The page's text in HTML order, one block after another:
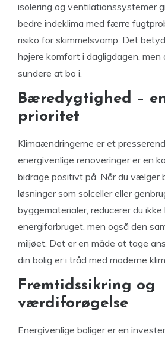
isolering og ventilationssystemer
bedre indeklima med færre
risiko for skimmelsvamp. Det
højere komfort i dagligdagen, men
sundere at bo i.
Bæredygtighed –
prioritet
Klimaændringerne er et
energivenlige renoveringer er en
bidrage positivt på. Når du vælger
løsninger som solceller eller
byggematerialer, reducerer du ikke
energiforbruget, men også den
miljøet. Det er en måde at tage
din bolig er i tråd med moderne
Fremtidssikring og
værdiforøgelse
Energivenlige boliger er en